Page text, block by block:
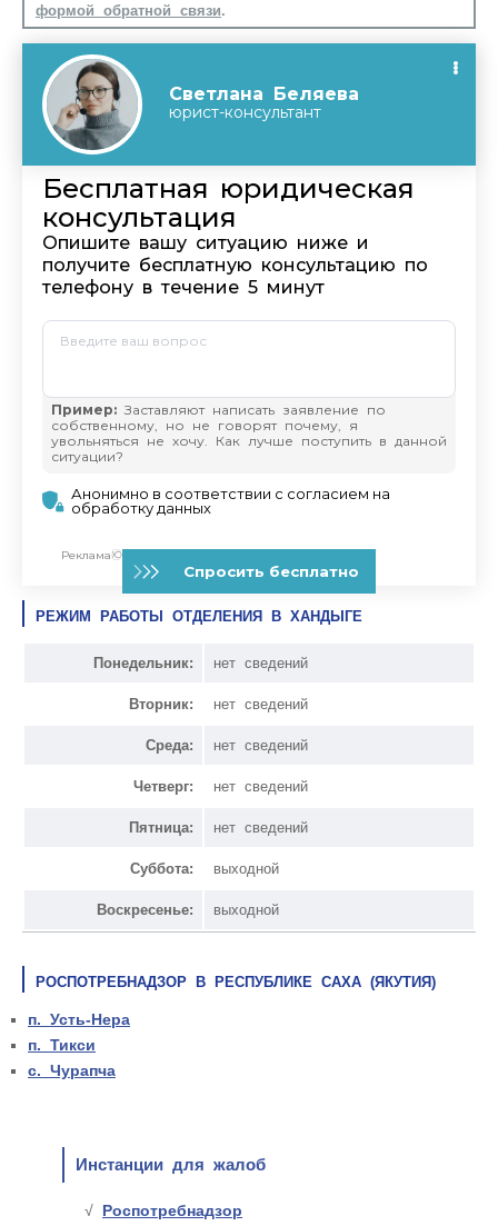
формой обратной связи.
РЕЖИМ РАБОТЫ ОТДЕЛЕНИЯ В ХАНДЫГЕ
Понедельник: нет сведений
Вторник: нет сведений
Среда: нет сведений
Четверг: нет сведений
Пятница: нет сведений
Суббота: выходной
Воскресенье: выходной
РОСПОТРЕБНАДЗОР В РЕСПУБЛИКЕ САХА (ЯКУТИЯ)
п. Усть-Нера
п. Тикси
с. Чурапча
Инстанции для жалоб
Роспотребнадзор